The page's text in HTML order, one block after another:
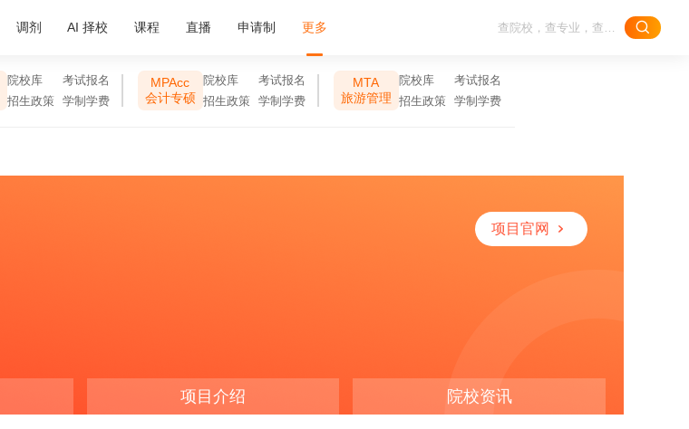
调剂 AI 择校 课程 直播 申请制 更多
院校库
考试报名
招生政策
学制学费
MPAcc
会计专硕
院校库
考试报名
招生政策
学制学费
MTA
旅游管理
院校库
考试报名
招生政策
学制学费
项目官网
项目介绍 院校资讯